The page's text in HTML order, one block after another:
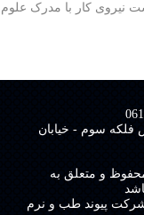
نیروی کار با مدرک علوم
فلکه سوم - خیابان
و متعلق به
پیوند طب و نرم